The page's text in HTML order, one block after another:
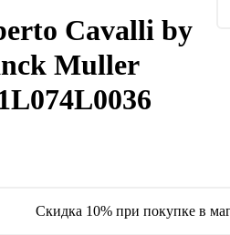
Скидка 10% при покупке в
Cavalli by
Muller